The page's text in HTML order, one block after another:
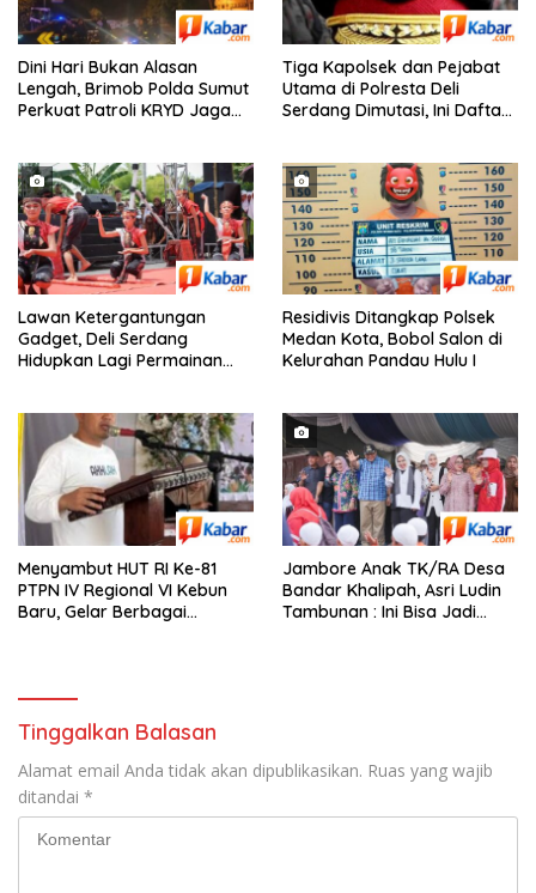
Dini Hari Bukan Alasan
Lengah, Brimob Polda Sumut
Perkuat Patroli KRYD Jaga
Tiga Kapolsek dan Pejabat
Utama di Polresta Deli
Serdang Dimutasi, Ini Daftar
Lawan Ketergantungan
Gadget, Deli Serdang
Hidupkan Lagi Permainan
Residivis Ditangkap Polsek
Medan Kota, Bobol Salon di
Kelurahan Pandau Hulu I
Menyambut HUT RI Ke-81
PTPN IV Regional VI Kebun
Baru, Gelar Berbagai
Jambore Anak TK/RA Desa
Bandar Khalipah, Asri Ludin
Tambunan : Ini Bisa Jadi
Tinggalkan Balasan
Alamat email Anda tidak akan dipublikasikan. Ruas yang wajib
ditandai *